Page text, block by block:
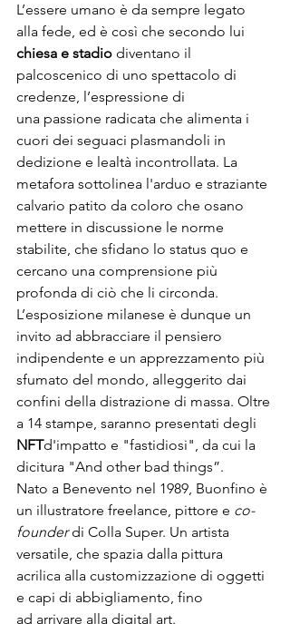
L’essere umano è da sempre legato
alla fede, ed è così che secondo lui
chiesa e stadio diventano il
palcoscenico di uno spettacolo di
credenze, l’espressione di
una passione radicata che alimenta i
cuori dei seguaci plasmandoli in
dedizione e lealtà incontrollata. La
metafora sottolinea l'arduo e straziante
calvario patito da coloro che osano
mettere in discussione le norme
stabilite, che sfidano lo status quo e
cercano una comprensione più
profonda di ciò che li circonda.
L’esposizione milanese è dunque un
invito ad abbracciare il pensiero
indipendente e un apprezzamento più
sfumato del mondo, alleggerito dai
confini della distrazione di massa. Oltre
a 14 stampe, saranno presentati degli
NFTd'impatto e "fastidiosi", da cui la
dicitura "And other bad things”.
Nato a Benevento nel 1989, Buonfino è
un illustratore freelance, pittore e co-
founder di Colla Super. Un artista
versatile, che spazia dalla pittura
acrilica alla customizzazione di oggetti
e capi di abbigliamento, fino
ad arrivare alla digital art.